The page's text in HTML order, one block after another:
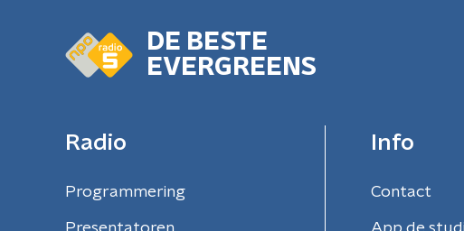
DE BESTE
EVERGREENS
Radio
Programmering
Info
Contact